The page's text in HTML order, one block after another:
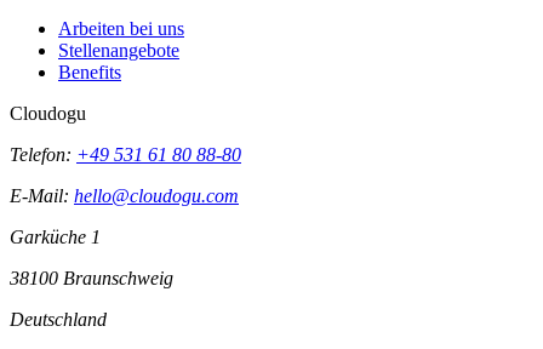
Arbeiten bei uns
Stellenangebote
Benefits
Cloudogu
Telefon: +49 531 61 80 88-80
E-Mail: hello@cloudogu.com
Garküche 1
38100 Braunschweig
Deutschland